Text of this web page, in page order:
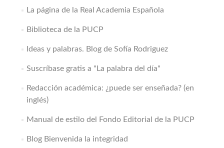
La página de la Real Academia Española
Biblioteca de la PUCP
Ideas y palabras. Blog de Sofía Rodriguez
Suscríbase gratis a "La palabra del día"
Redacción académica: ¿puede ser enseñada? (en
inglés)
Manual de estilo del Fondo Editorial de la PUCP
Blog Bienvenida la integridad